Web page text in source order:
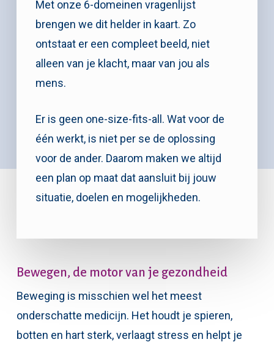
Met onze 6-domeinen vragenlijst
brengen we dit helder in kaart. Zo
ontstaat er een compleet beeld, niet
alleen van je klacht, maar van jou als
mens.
Er is geen one-size-fits-all. Wat voor de
één werkt, is niet per se de oplossing
voor de ander. Daarom maken we altijd
een plan op maat dat aansluit bij jouw
situatie, doelen en mogelijkheden.
Bewegen, de motor van je gezondheid
Beweging is misschien wel het meest
onderschatte medicijn. Het houdt je spieren,
botten en hart sterk, verlaagt stress en helpt je